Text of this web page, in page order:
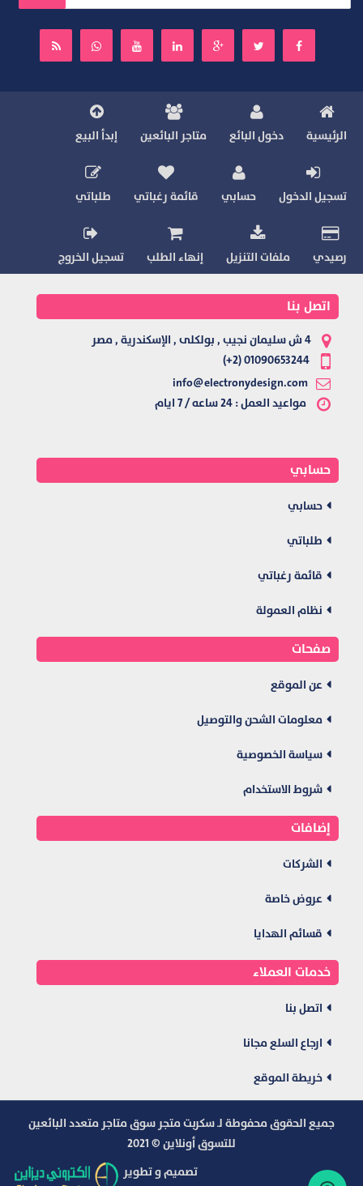
الرئيسية دخول البائع متاجر البائعين إبدأ البيع
تسجيل الدخول حسابي قائمة رغباتي طلباتي
رصيدي ملفات التنزيل إنهاء الطلب تسجيل الخروج
اتصل بنا
info@electronydesign.com
مواعيد العمل : 24 ساعه / 7 ايام
حسابي
حسابي
طلباتي
قائمة رغباتي
نظام العمولة
صفحات
عن الموقع
معلومات الشحن والتوصيل
سياسة الخصوصية
شروط الاستخدام
إضافات
الشركات
عروض خاصة
قسائم الهدايا
خدمات العملاء
اتصل بنا
ارجاع السلع مجانا
خريطة الموقع
جميع الحقوق محفوطة لـ سكربت متجر سوق متاجر متعدد البائعين
للتسوق أونلاين © 2021
تصميم و تطوير